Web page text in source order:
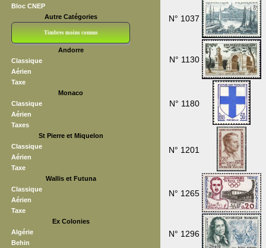
Bloc CNEP
Autre Catégories
Timbres moins connus
Andorre
Classique
Aérien
Taxe
Monaco
Classique
Aérien
Taxes
St Pierre et Miquelon
Classique
Aérien
Taxe
Wallis et Futuna
Classique
Aérien
Taxe
Ex Colonies
Algérie
Behin
N° 1037
N° 1130
N° 1180
N° 1201
N° 1265
N° 1296